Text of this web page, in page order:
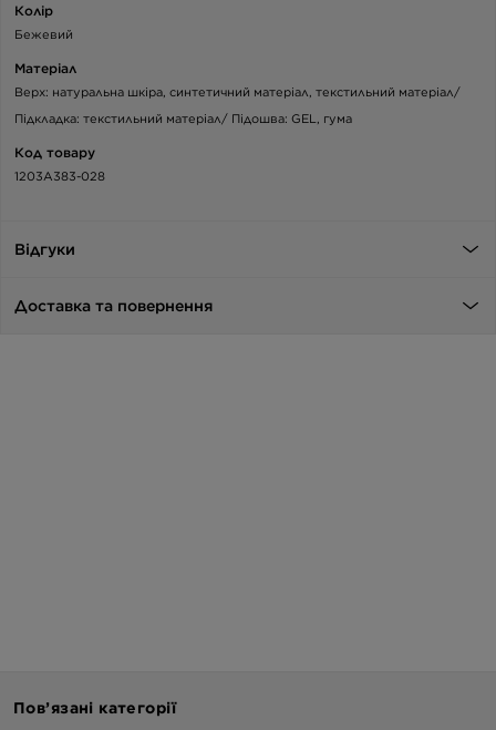
Колір
Бежевий
Матеріал
Верх: натуральна шкіра, синтетичний матеріал, текстильний матеріал/
Підкладка: текстильний матеріал/ Підошва: GEL, гума
Код товару
1203A383-028
Відгуки
Доставка та повернення
Пов’язані категорії